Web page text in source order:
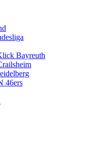
Bayreuth
46ers